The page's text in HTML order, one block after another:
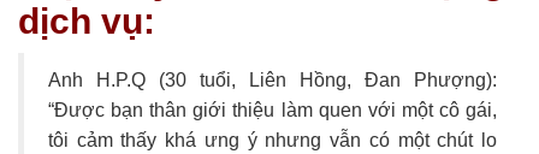
dịch vụ:
Anh H.P.Q (30 tuổi, Liên Hồng, Đan Phượng):
“Được bạn thân giới thiệu làm quen với một cô gái,
tôi cảm thấy khá ưng ý nhưng vẫn có một chút lo